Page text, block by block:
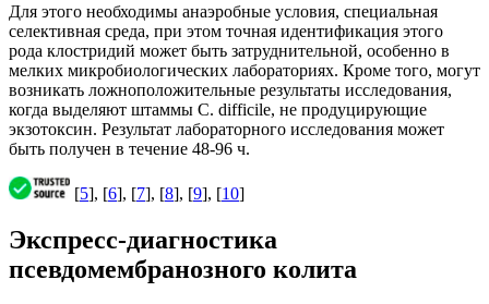
Для этого необходимы анаэробные условия, специальная
селективная среда, при этом точная идентификация этого
рода клостридий может быть затруднительной, особенно в
мелких микробиологических лабораториях. Кроме того, могут
возникать ложноположительные результаты исследования,
когда выделяют штаммы С. difficile, не продуцирующие
экзотоксин. Результат лабораторного исследования может
быть получен в течение 48-96 ч.
[5], [6], [7], [8], [9], [10]
Экспресс-диагностика
псевдомембранозного колита